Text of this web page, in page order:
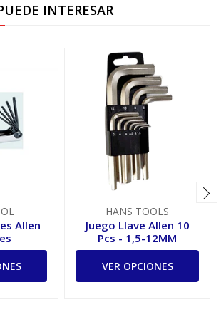
INTERESAR
Allen
HANS TOOLS
Juego Llave Allen 10
Pcs - 1,5-12MM
VER OPCIONES